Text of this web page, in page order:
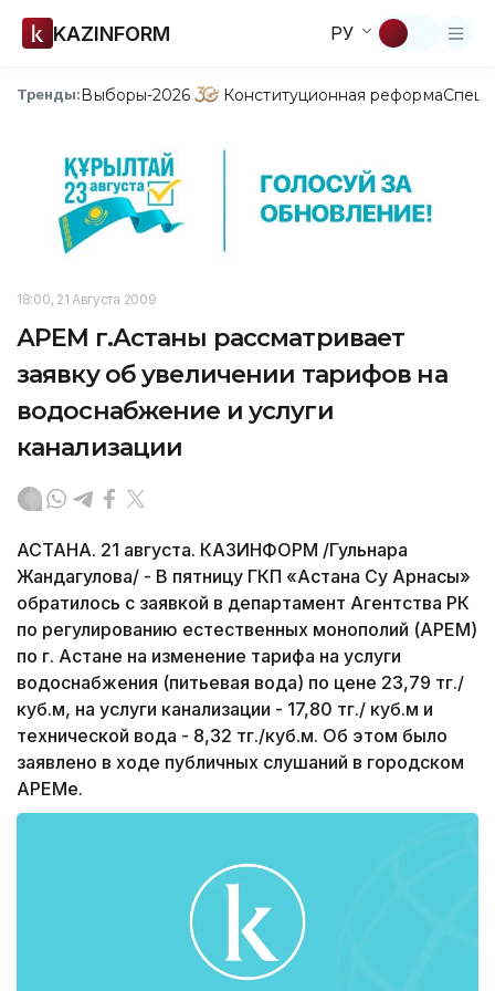
KAZINFORM РУ
Тренды:Выборы-2026 Конституционная реформа
18:00, 21 Августа 2009
АРЕМ г.Астаны рассматривает
заявку об увеличении тарифов на
водоснабжение и услуги
канализации
АСТАНА. 21 августа. КАЗИНФОРМ /Гульнара
Жандагулова/ - В пятницу ГКП «Астана Су Арнасы»
обратилось с заявкой в департамент Агентства РК
по регулированию естественных монополий (АРЕМ)
по г. Астане на изменение тарифа на услуги
водоснабжения (питьевая вода) по цене 23,79 тг./
куб.м, на услуги канализации - 17,80 тг./ куб.м и
технической вода - 8,32 тг./куб.м. Об этом было
заявлено в ходе публичных слушаний в городском
АРЕМе.